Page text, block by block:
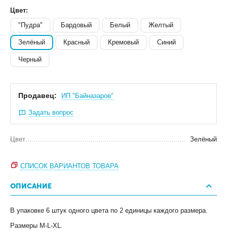
Цвет:
"Пудра"
Бардовый Белый Желтый
Зелёный Красный Кремовый Синий
Черный
Продавец: ИП "Байназаров"
Задать вопрос
Цвет Зелёный
СПИСОК ВАРИАНТОВ ТОВАРА
ОПИСАНИЕ
В упаковке 6 штук одного цвета по 2 единицы каждого размера.
Размеры M-L-XL.